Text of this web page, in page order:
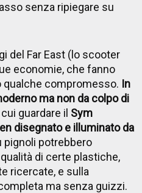
senza ripiegare su
del Far East (lo scooter
economie, che fanno
qualche compromesso. In
ma non da colpo di
guardare il Sym
disegnato e illuminato da
pignoli potrebbero
di certe plastiche,
ricercate, e sulla
ma senza guizzi.